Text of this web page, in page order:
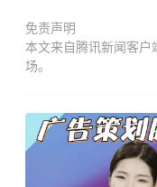
免责声明
本文来自腾讯新闻客户
场。